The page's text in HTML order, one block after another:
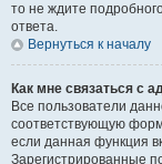
то не ждите
ответа.
Вернуться к началу
Как мне связаться с
Все пользователи
соответствующую
если данная функция
Зарегистрированные